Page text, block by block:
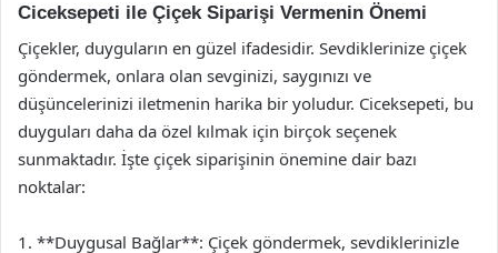
Ciceksepeti ile Çiçek Siparişi Vermenin Önemi
Çiçekler, duyguların en güzel ifadesidir. Sevdiklerinize çiçek
göndermek, onlara olan sevginizi, saygınızı ve
düşüncelerinizi iletmenin harika bir yoludur. Ciceksepeti, bu
duyguları daha da özel kılmak için birçok seçenek
sunmaktadır. İşte çiçek siparişinin önemine dair bazı
noktalar:
1. **Duygusal Bağlar**: Çiçek göndermek, sevdiklerinizle